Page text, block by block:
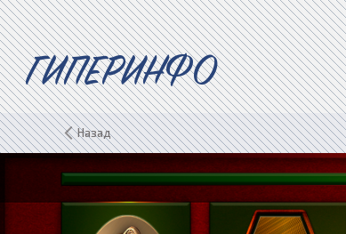
ГИПЕРИНФО
Назад